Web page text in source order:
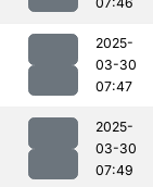
2025-
03-30
07:47
2025-
03-30
07:49